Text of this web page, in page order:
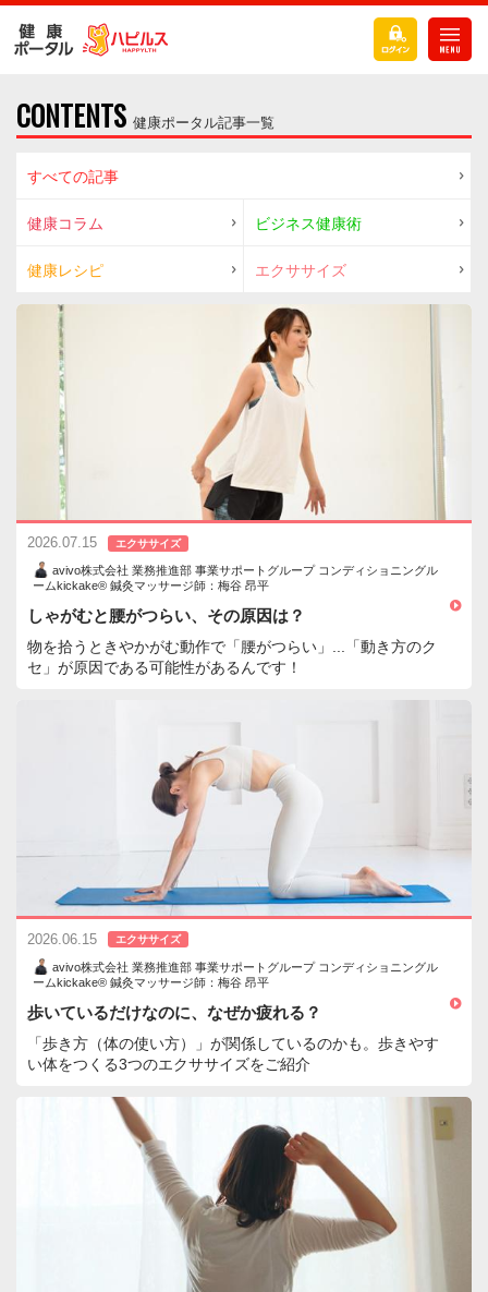
CONTENTS 健康ポータル記事一覧
すべての記事
健康コラム ビジネス健康術
健康レシピ エクササイズ
2026.07.15 エクササイズ
avivo株式会社 業務推進部 事業サポートグループ コンディショニングル
ームkickake® 鍼灸マッサージ師：梅谷 昂平
しゃがむと腰がつらい、その原因は？
物を拾うときやかがむ動作で「腰がつらい」...「動き方のク
セ」が原因である可能性があるんです！
2026.06.15 エクササイズ
avivo株式会社 業務推進部 事業サポートグループ コンディショニングル
ームkickake® 鍼灸マッサージ師：梅谷 昂平
歩いているだけなのに、なぜか疲れる？
「歩き方（体の使い方）」が関係しているのかも。歩きやす
い体をつくる3つのエクササイズをご紹介